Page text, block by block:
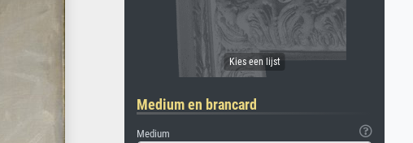
Medium en brancard
Medium